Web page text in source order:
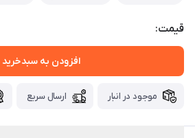
قیمت:
افزودن به سبدخرید
موجود در انبار ارسال سریع